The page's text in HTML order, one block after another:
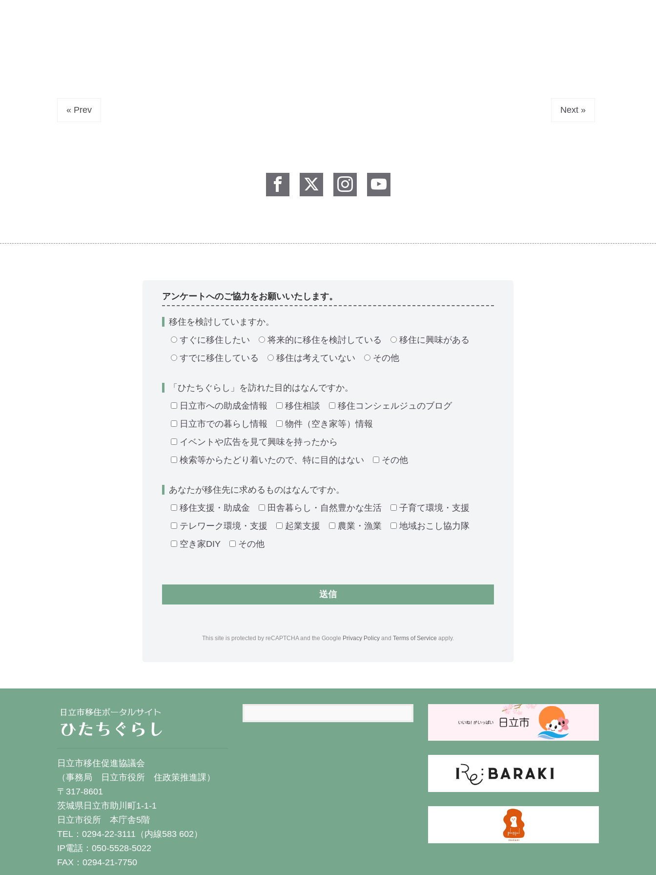
« Prev Next »
アンケートへのご協力をお願いいたします。
移住を検討していますか。
すぐに移住したい
将来的に移住を検討している
移住に興味がある
すでに移住している
移住は考えていない その他
「ひたちぐらし」を訪れた目的はなんですか。
日立市への助成金情報
移住相談
移住コンシェルジュのブログ
日立市での暮らし情報
物件（空き家等）情報
イベントや広告を見て興味を持ったから
検索等からたどり着いたので、特に目的はない
その他
あなたが移住先に求めるものはなんですか。
移住支援・助成金
田舎暮らし・自然豊かな生活
子育て環境・支援
テレワーク環境・支援
起業支援 農業・漁業
地域おこし協力隊
空き家DIY
その他
This site is protected by reCAPTCHA and the Google Privacy Policy and Terms of Service apply.
日立市移住促進協議会
（事務局 日立市役所 住政策推進課）
〒317-8601
茨城県日立市助川町1-1-1
日立市役所 本庁舎5階
TEL：0294-22-3111（内線583 602）
IP電話：050-5528-5022
FAX：0294-21-7750